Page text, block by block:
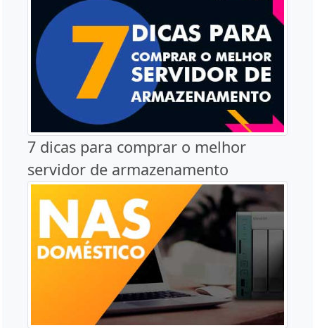
7 dicas para comprar o melhor
servidor de armazenamento